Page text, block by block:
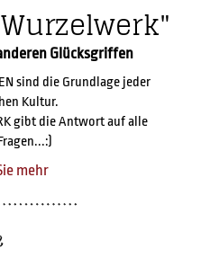
Glücksgriffen
sind die Grundlage jeder
Kultur.
gibt die Antwort auf alle
mehr